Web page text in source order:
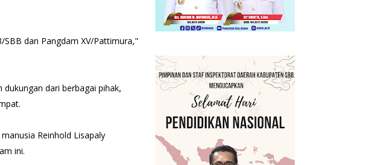
dan Pangdam XV/Pattimura,"
dari berbagai pihak,
Reinhold Lisapaly
ini.